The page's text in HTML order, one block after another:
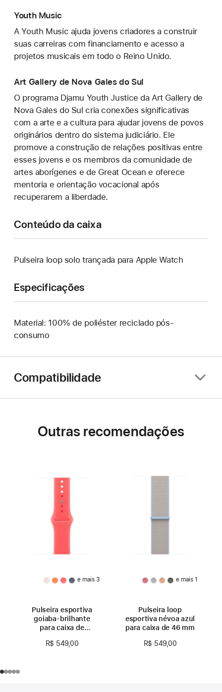
Youth Music
A Youth Music ajuda jovens criadores a construir
suas carreiras com financiamento e acesso a
projetos musicais em todo o Reino Unido.
Art Gallery de Nova Gales do Sul
O programa Djamu Youth Justice da Art Gallery de
Nova Gales do Sul cria conexões significativas
com a arte e a cultura para ajudar jovens de povos
originários dentro do sistema judiciário. Ele
promove a construção de relações positivas entre
esses jovens e os membros da comunidade de
artes aborígenes e de Great Ocean e oferece
mentoria e orientação vocacional após
recuperarem a liberdade.
Conteúdo da caixa
Pulseira loop solo trançada para Apple Watch
Especificações
Material: 100% de poliéster reciclado pós-
consumo
Compatibilidade
Outras recomendações
e mais 3
Pulseira esportiva
goiaba-brilhante
para caixa de
R$ 549,00
e mais 1
Pulseira loop
esportiva névoa azul
para caixa de 46 mm
R$ 549,00